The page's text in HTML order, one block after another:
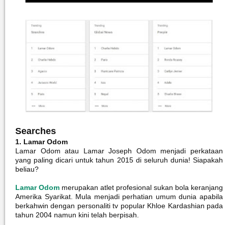
Searches
1. Lamar Odom
Lamar Odom atau Lamar Joseph Odom menjadi perkataan
yang paling dicari untuk tahun 2015 di seluruh dunia! Siapakah
beliau?
Lamar Odom merupakan atlet profesional sukan bola keranjang
Amerika Syarikat. Mula menjadi perhatian umum dunia apabila
berkahwin dengan personaliti tv popular Khloe Kardashian pada
tahun 2004 namun kini telah berpisah.